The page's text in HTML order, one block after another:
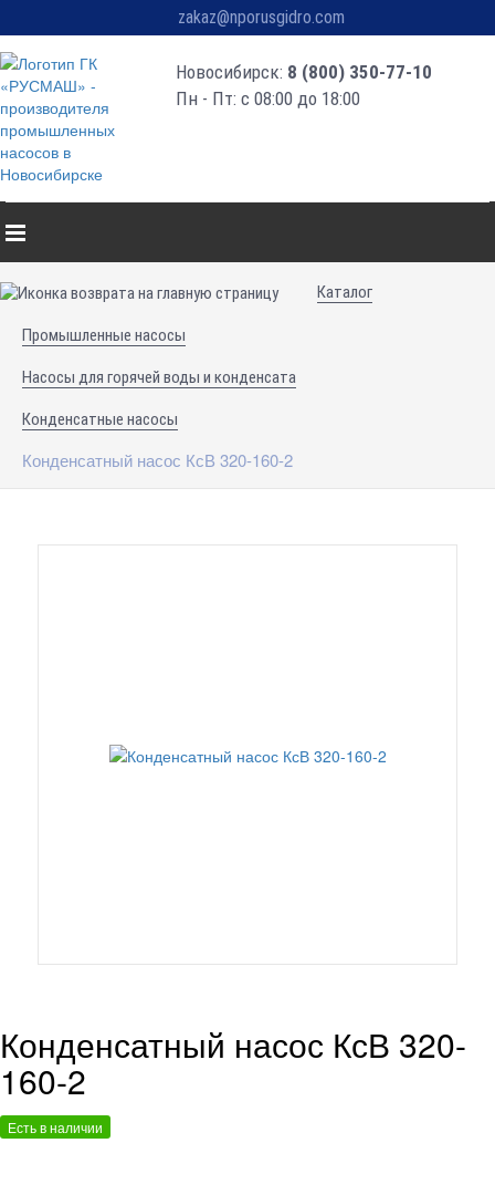
zakaz@nporusgidro.com
Новосибирск: 8 (800) 350-77-10
Пн - Пт: с 08:00 до 18:00
Каталог
Промышленные насосы
Насосы для горячей воды и конденсата
Конденсатные насосы
Конденсатный насос КсВ 320-160-2
Конденсатный насос КсВ 320-
160-2
Есть в наличии